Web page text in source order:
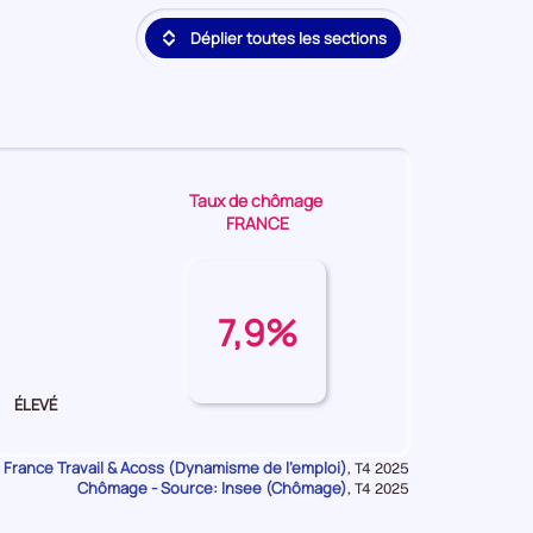
deuxième
position
par
Déplier toutes les sections
ÉLEVÉ
Taux de chômage
FRANCE
7,9%
Travail & Acoss (Dynamisme de l'emploi), Données
pour
T4 2025
Chômage - Source: Insee (Chômage), Données
T4 2025